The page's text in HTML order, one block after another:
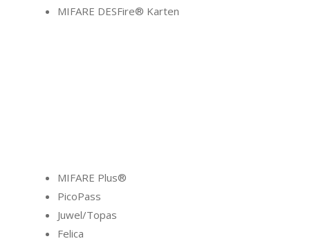
MIFARE DESFire® Karten
MIFARE Plus®
PicoPass
Juwel/Topas
Felica